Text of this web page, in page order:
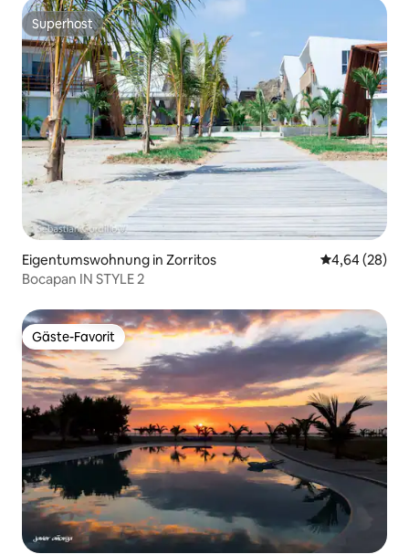
Superhost
Superhost
Eigentumswohnung in Zorritos
4,64 (28)
Bocapan IN STYLE 2
Gäste-Favorit
Gäste-Favorit